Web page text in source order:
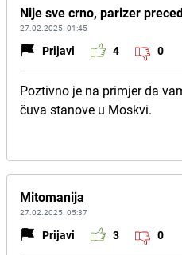
Nije sve crno, parizer
27.02.2025. 01:45
Prijavi 4 0
Poztivno je na primjer da
čuva stanove u Moskvi.
Mitomanija
27.02.2025. 05:37
Prijavi 3 0